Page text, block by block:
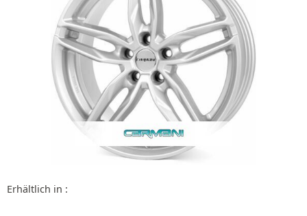
Erhältlich in :